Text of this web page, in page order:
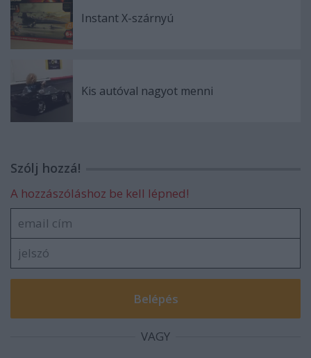
Instant X-szárnyú
Kis autóval nagyot menni
Szólj hozzá!
A hozzászóláshoz be kell lépned!
VAGY